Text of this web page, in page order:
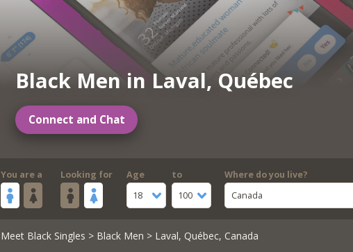
Black Men in Laval, Québec
Connect and Chat
You are a Looking for
Age
18
to
100
Where do you live?
Canada
Meet Black Singles > Black Men > Laval, Québec, Canada